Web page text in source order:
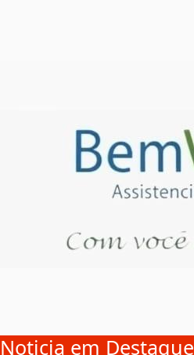
Noticia em Destaque